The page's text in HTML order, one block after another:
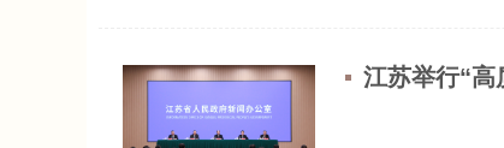
江苏举行“高